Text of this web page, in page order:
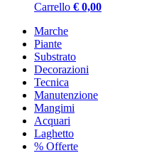
Carrello € 0,00
Marche
Piante
Substrato
Decorazioni
Tecnica
Manutenzione
Mangimi
Acquari
Laghetto
% Offerte